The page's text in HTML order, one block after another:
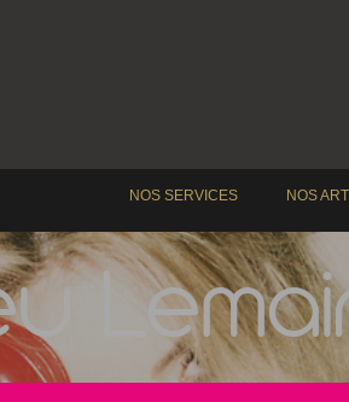
NOS SERVICES NOS